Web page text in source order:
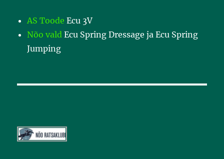
AS Toode Ecu 3V
Nõo vald Ecu Spring Dressage ja Ecu Spring
Jumping